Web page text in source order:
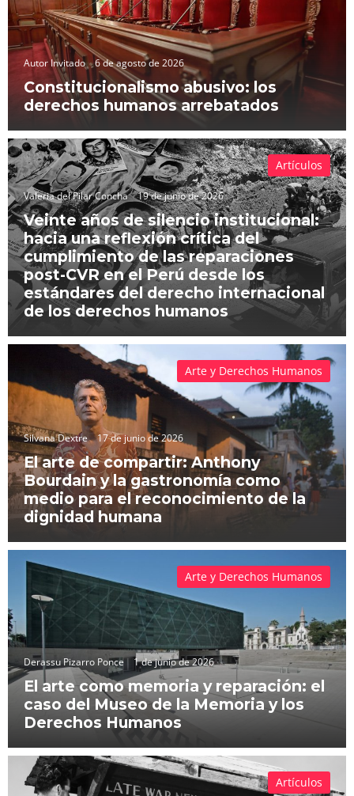
Autor Invitado 6 de agosto de 2026
Constitucionalismo abusivo: los
derechos humanos arrebatados
Valeria del Pilar Concha 19 de junio de 2026
Veinte años de silencio institucional:
hacia una reflexión crítica del
cumplimiento de las reparaciones
post-CVR en el Perú desde los
estándares del derecho internacional
de los derechos humanos
Artículos
Silvana Dextre 17 de junio de 2026
El arte de compartir: Anthony
Bourdain y la gastronomía como
medio para el reconocimiento de la
dignidad humana
Arte y Derechos Humanos
Derassu Pizarro Ponce 1 de junio de 2026
El arte como memoria y reparación: el
caso del Museo de la Memoria y los
Derechos Humanos
Arte y Derechos Humanos
Artículos